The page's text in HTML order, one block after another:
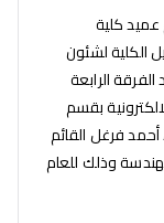
كلية
الكلية لشئون
الرابعة
بقسم
فرغل القائم
وذلك للعام